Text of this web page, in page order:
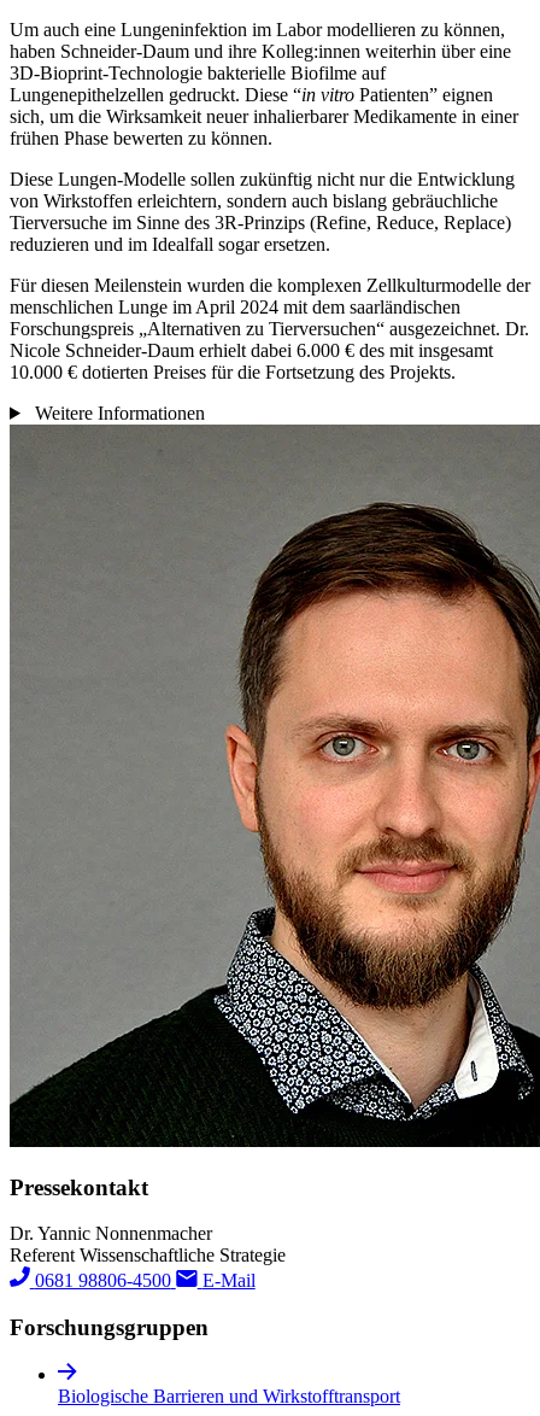
Um auch eine Lungeninfektion im Labor modellieren zu können,
haben Schneider-Daum und ihre Kolleg:innen weiterhin über eine
3D-Bioprint-Technologie bakterielle Biofilme auf
Lungenepithelzellen gedruckt. Diese “in vitro Patienten” eignen
sich, um die Wirksamkeit neuer inhalierbarer Medikamente in einer
frühen Phase bewerten zu können.
Diese Lungen-Modelle sollen zukünftig nicht nur die Entwicklung
von Wirkstoffen erleichtern, sondern auch bislang gebräuchliche
Tierversuche im Sinne des 3R-Prinzips (Refine, Reduce, Replace)
reduzieren und im Idealfall sogar ersetzen.
Für diesen Meilenstein wurden die komplexen Zellkulturmodelle der
menschlichen Lunge im April 2024 mit dem saarländischen
Forschungspreis „Alternativen zu Tierversuchen“ ausgezeichnet. Dr.
Nicole Schneider-Daum erhielt dabei 6.000 € des mit insgesamt
10.000 € dotierten Preises für die Fortsetzung des Projekts.
Weitere Informationen
Pressekontakt
Dr. Yannic Nonnenmacher
Referent Wissenschaftliche Strategie
0681 98806-4500
E-Mail
Forschungs­gruppen
Biologische Barrieren und Wirkstofftransport